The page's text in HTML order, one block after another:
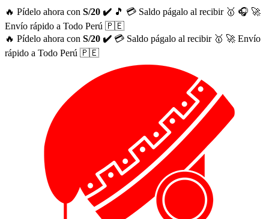
🔥 Pídelo ahora con S/20 ✔️ 🎵 💳 Saldo págalo al recibir 🥇 🎧 🚀
Envío rápido a Todo Perú 🇵🇪
🔥 Pídelo ahora con S/20 ✔️ 💳 Saldo págalo al recibir 🥇 🚀 Envío
rápido a Todo Perú 🇵🇪